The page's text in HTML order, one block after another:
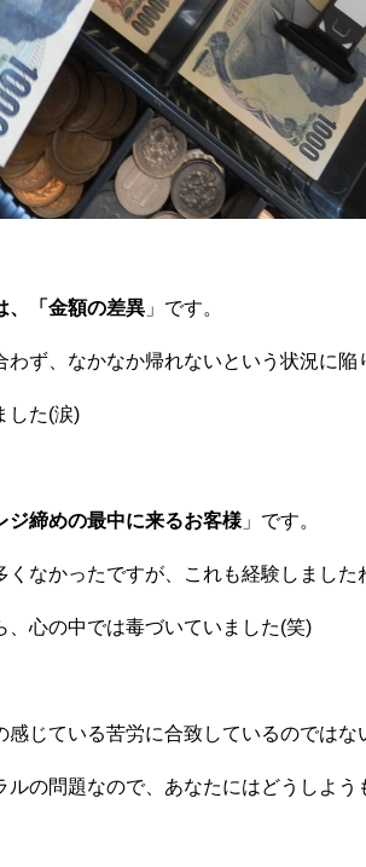
、「金額の差異 」です。
ず、なかなか帰れないという状況に陥
した(涙)
ジ締めの最中に来るお客様 」です。
なかったですが、これも経験しました
、心の中では毒づいていました(笑)
感じている苦労に合致しているのではな
の問題なので、あなたにはどうしよう